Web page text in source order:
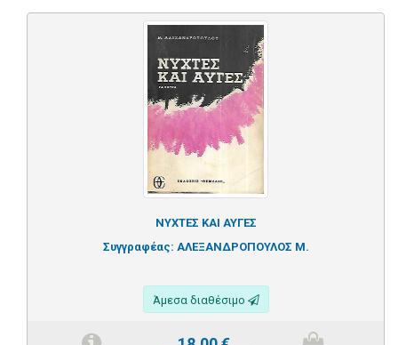
ΝΥΧΤΕΣ ΚΑΙ ΑΥΓΕΣ
Συγγραφέας: ΑΛΕΞΑΝΔΡΟΠΟΥΛΟΣ Μ.
Άμεσα διαθέσιμο